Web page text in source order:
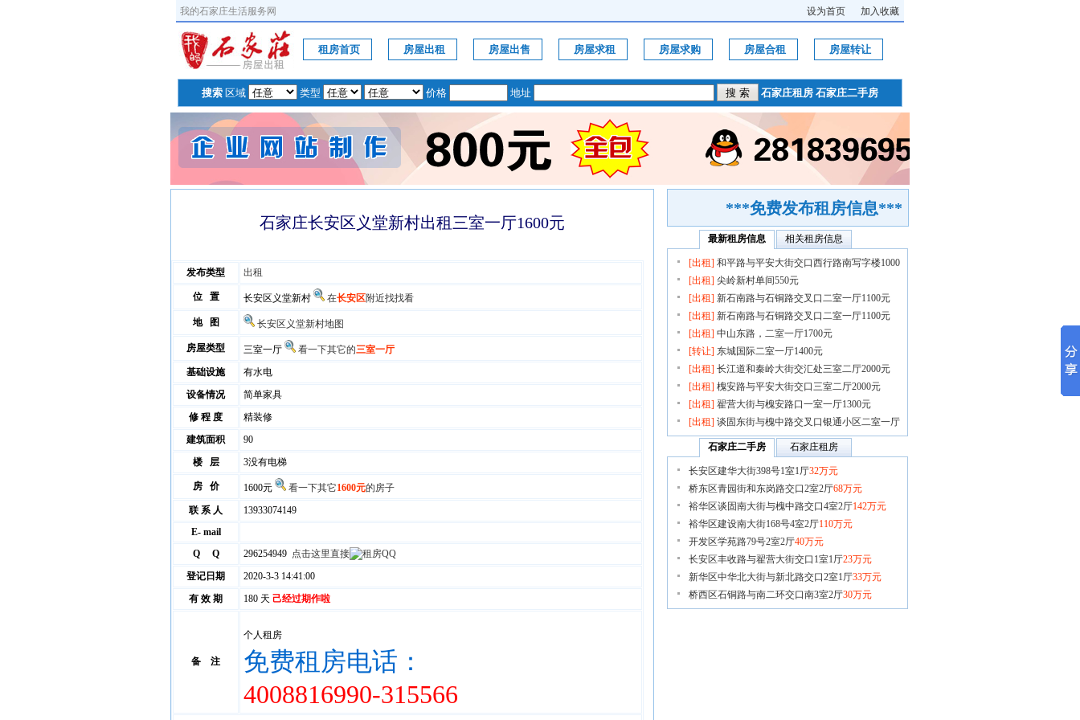
我的石家庄生活服务网 加入收藏
设为首页
租房首页 房屋出租 房屋出售 房屋求租 房屋求购 房屋合租 房屋转让
搜索 区域 类型 价格 地址 石家庄租房 石家庄二手房
石家庄长安区义堂新村出租三室一厅1600元
发布类型 出租
位 置 长安区义堂新村 在长安区附近找找看
地 图 长安区义堂新村地图
房屋类型 三室一厅 看一下其它的三室一厅
基础设施
有水电
设备情况
简单家具
修 程 度
精装修
建筑面积
90
楼 层
3没有电梯
房 价 1600元 看一下其它1600元的房子
联 系 人
13933074149
E- mail
Q Q
296254949 点击这里直接
登记日期
2020-3-3 14:41:00
有 效 期
180 天 己经过期作啦
备 注
个人租房
免费租房电话：
4008816990-315566
***免费发布租房信息***
最新租房信息 相关租房信息
[出租] 和平路与平安大街交口西行路南写字楼1000
元
[出租] 尖岭新村单间550元
[出租] 新石南路与石铜路交叉口二室一厅1100元
[出租] 新石南路与石铜路交叉口二室一厅1100元
[出租] 中山东路，二室一厅1700元
[转让] 东城国际二室一厅1400元
[出租] 长江道和秦岭大街交汇处三室二厅2000元
[出租] 槐安路与平安大街交口三室二厅2000元
[出租] 翟营大街与槐安路口一室一厅1300元
[出租] 谈固东街与槐中路交叉口银通小区二室一厅
1400元
石家庄二手房 石家庄租房
长安区建华大街398号1室1厅32万元
桥东区青园街和东岗路交口2室2厅68万元
裕华区谈固南大街与槐中路交口4室2厅142万元
裕华区建设南大街168号4室2厅110万元
开发区学苑路79号2室2厅40万元
长安区丰收路与翟营大街交口1室1厅23万元
新华区中华北大街与新北路交口2室1厅33万元
桥西区石铜路与南二环交口南3室2厅30万元